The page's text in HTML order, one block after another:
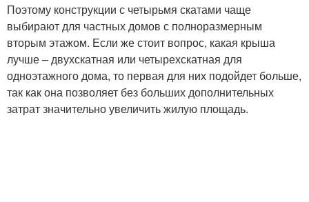
Поэтому конструкции с четырьмя скатами чаще
выбирают для частных домов с полноразмерным
вторым этажом. Если же стоит вопрос, какая крыша
лучше – двухскатная или четырехскатная для
одноэтажного дома, то первая для них подойдет больше,
так как она позволяет без больших дополнительных
затрат значительно увеличить жилую площадь.